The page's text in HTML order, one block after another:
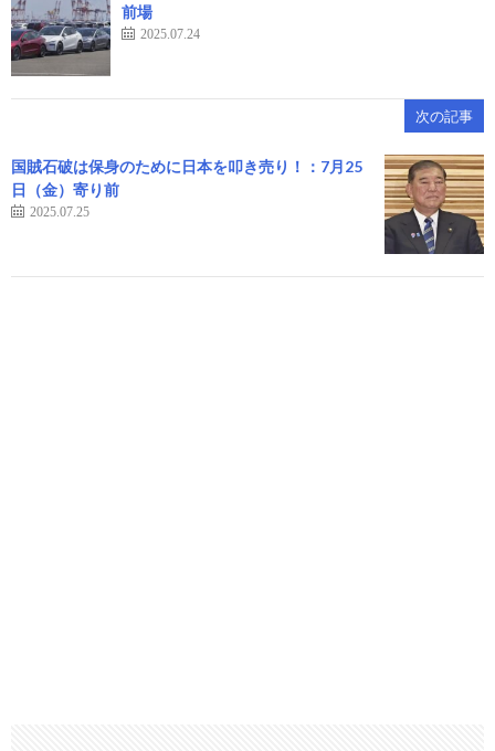
前場
2025.07.24
次の記事
国賊石破は保身のために日本を叩き売り！：7月25
日（金）寄り前
2025.07.25